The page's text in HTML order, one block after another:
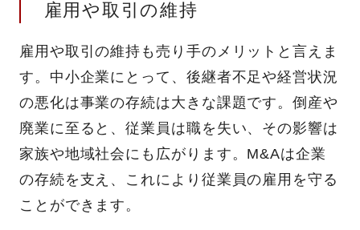
雇用や取引の維持
雇用や取引の維持も売り手のメリットと言えま
す。中小企業にとって、後継者不足や経営状況
の悪化は事業の存続は大きな課題です。倒産や
廃業に至ると、従業員は職を失い、その影響は
家族や地域社会にも広がります。M&Aは企業
の存続を支え、これにより従業員の雇用を守る
ことができます。